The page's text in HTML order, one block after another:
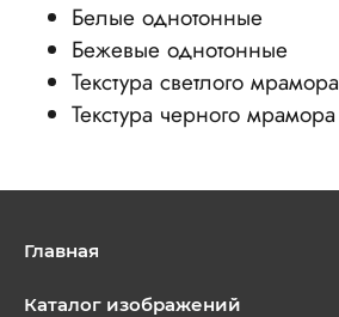
Белые однотонные
Бежевые однотонные
Текстура светлого мрамора
Текстура черного мрамора
Главная
Каталог изображений